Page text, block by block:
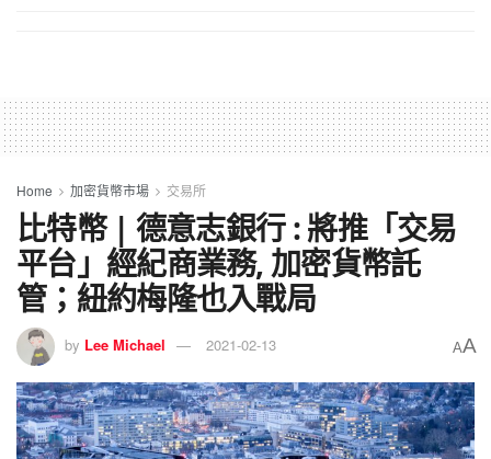
Home 加密貨幣市場 交易所
比特幣 | 德意志銀行 : 將推「交易
平台」經紀商業務, 加密貨幣託
管；紐約梅隆也入戰局
by Lee Michael 2021-02-13 AA